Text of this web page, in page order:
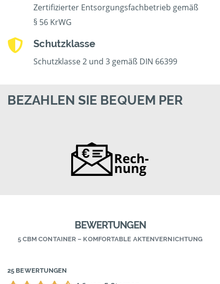
Zertifizierter Entsorgungsfachbetrieb gemäß
§ 56 KrWG
Schutzklasse
Schutzklasse 2 und 3 gemäß DIN 66399
BEZAHLEN SIE BEQUEM PER
BEWERTUNGEN
5 CBM CONTAINER – KOMFORTABLE AKTENVERNICHTUNG
25 BEWERTUNGEN